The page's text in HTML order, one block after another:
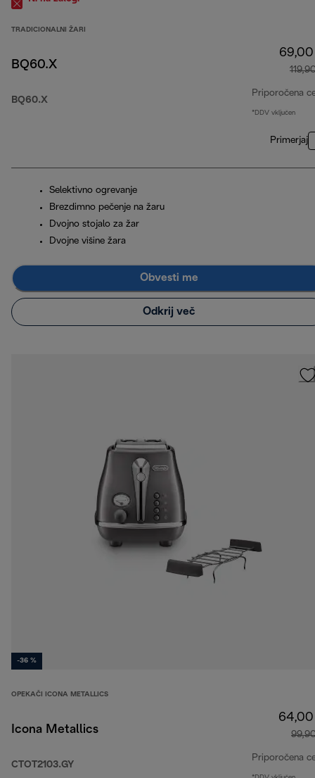
TRADICIONALNI ŽARI
BQ60.X
BQ60.X
Priporočena
*DDV vključen
Primerjaj
Selektivno ogrevanje
Brezdimno pečenje na žaru
Dvojno stojalo za žar
Dvojne višine žara
Obvesti me
Odkrij več
-36 %
OPEKAČI ICONA METALLICS
Icona Metallics
CTOT2103.GY
Priporočena